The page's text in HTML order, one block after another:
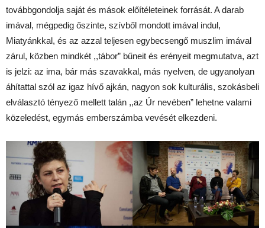
továbbgondolja saját és mások előítéleteinek forrását. A darab
imával, mégpedig őszinte, szívből mondott imával indul,
Miatyánkkal, és az azzal teljesen egybecsengő muszlim imával
zárul, közben mindkét ,,tábor” bűneit és erényeit megmutatva, azt
is jelzi: az ima, bár más szavakkal, más nyelven, de ugyanolyan
áhítattal szól az igaz hívő ajkán, nagyon sok kulturális, szokásbeli
elválasztó tényező mellett talán ,,az Úr nevében” lehetne valami
közeledést, egymás emberszámba vevését elkezdeni.